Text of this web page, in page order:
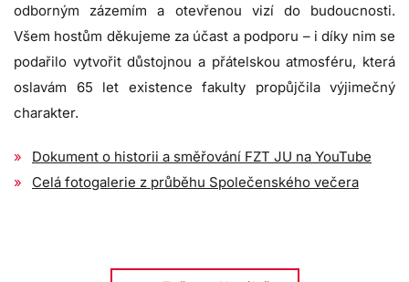
odborným zázemím a otevřenou vizí do budoucnosti.
Všem hostům děkujeme za účast a podporu – i díky nim se
podařilo vytvořit důstojnou a přátelskou atmosféru, která
oslavám 65 let existence fakulty propůjčila výjimečný
charakter.
Dokument o historii a směřování FZT JU na YouTube
Celá fotogalerie z průběhu Společenského večera